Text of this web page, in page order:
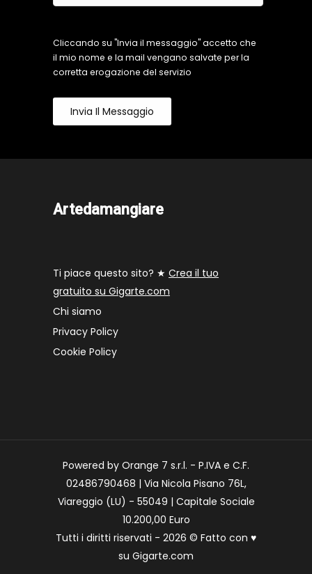
Cliccando su "Invia il messaggio" accetto che
il mio nome e la mail vengano salvate per la
corretta erogazione del servizio
Invia Il Messaggio
Artedamangiare
Ti piace questo sito? ★ Crea il tuo
gratuito su Gigarte.com
Chi siamo
Privacy Policy
Cookie Policy
Powered by Orange 7 s.r.l. - P.IVA e C.F.
02486790468 | Via Nicola Pisano 76L,
Viareggio (LU) - 55049 | Capitale Sociale
10.200,00 Euro
Tutti i diritti riservati - 2026 © Fatto con ♥
su Gigarte.com